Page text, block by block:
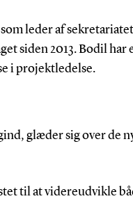
leder af
siden 2013. Bodil har
i projektledelse.
glæder sig over de
til at videreudvikle